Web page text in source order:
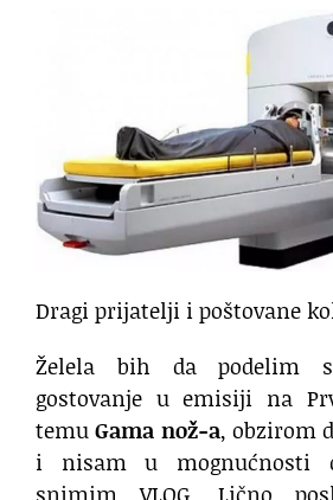
Dragi prijatelji i poštovane
Želela bih da podelim
gostovanje u emisiji na
temuGama nož-a, obzirom
i nisam u mognućnosti